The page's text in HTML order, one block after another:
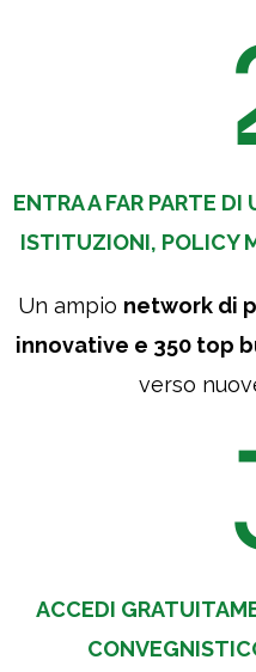
ENTRA A FAR PARTE
ISTITUZIONI, POLICY
Un ampio network di
innovative e 350 top
verso
ACCEDI